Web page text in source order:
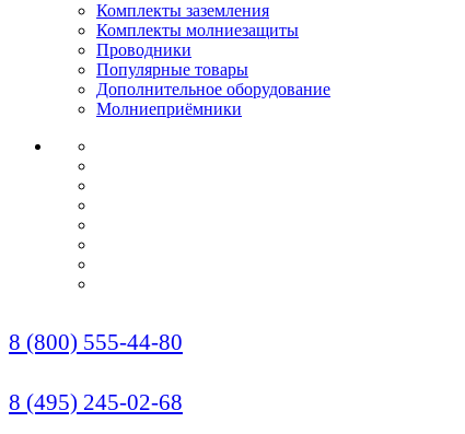
Комплекты заземления
Комплекты молниезащиты
Проводники
Популярные товары
Дополнительное оборудование
Молниеприёмники
8 (800) 555-44-80
8 (495) 245-02-68